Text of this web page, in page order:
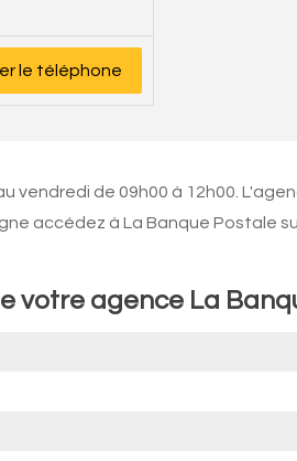
le téléphone
vendredi de 09h00 à 12h00.
accédez à La Banque Postale
votre agence La